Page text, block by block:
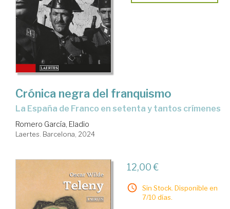
Crónica negra del franquismo
la España de Franco en setenta y tantos crímenes
Romero García, Eladio
Laertes. Barcelona, 2024
12,00 €
Sin Stock. Disponible en
7/10 días.